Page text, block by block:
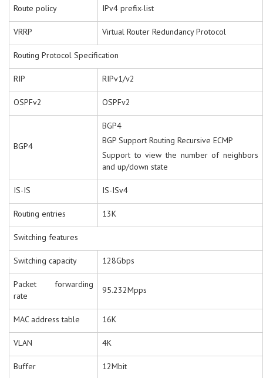
Route policy IPv4 prefix-list
VRRP Virtual Router Redundancy Protocol
Routing Protocol Specification
RIP RIPv1/v2
OSPFv2 OSPFv2
BGP4
BGP4
BGP Support Routing Recursive ECMP
Support to view the number of neighbors
and up/down state
IS-IS IS-ISv4
Routing entries 13K
Switching features
Switching capacity 128Gbps
Packet forwarding
rate
95.232Mpps
MAC address table 16K
VLAN 4K
Buffer 12Mbit